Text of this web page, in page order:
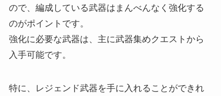
ので、編成している武器はまんべんなく強化する
のがポイントです。
強化に必要な武器は、主に武器集めクエストから
入手可能です。
特に、レジェンド武器を手に入れることができれ